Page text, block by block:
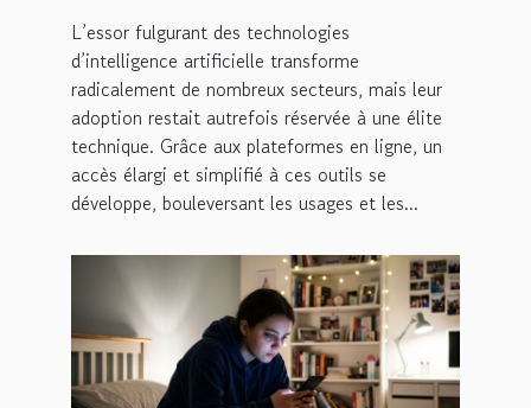
L’essor fulgurant des technologies
d’intelligence artificielle transforme
radicalement de nombreux secteurs, mais leur
adoption restait autrefois réservée à une élite
technique. Grâce aux plateformes en ligne, un
accès élargi et simplifié à ces outils se
développe, bouleversant les usages et les...